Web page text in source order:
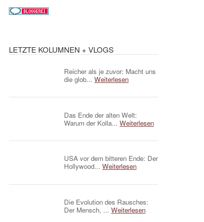
LETZTE KOLUMNEN + VLOGS
Reicher als je zuvor: Macht uns
die glob... Weiterlesen
Das Ende der alten Welt:
Warum der Kolla... Weiterlesen
USA vor dem bitteren Ende: Der
Hollywood... Weiterlesen
Die Evolution des Rausches:
Der Mensch, ... Weiterlesen